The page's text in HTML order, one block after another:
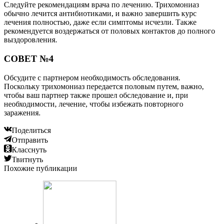
Следуйте рекомендациям врача по лечению. Трихомониаз
обычно лечится антибиотиками, и важно завершить курс
лечения полностью, даже если симптомы исчезли. Также
рекомендуется воздержаться от половых контактов до полного
выздоровления.
СОВЕТ №4
Обсудите с партнером необходимость обследования.
Поскольку трихомониаз передается половым путем, важно,
чтобы ваш партнер также прошел обследование и, при
необходимости, лечение, чтобы избежать повторного
заражения.
Поделиться
Отправить
Класснуть
Твитнуть
Похожие публикации